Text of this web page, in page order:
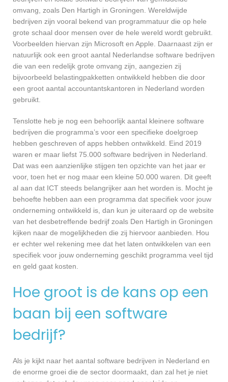
omvang, zoals Den Hartigh in Groningen. Wereldwijde
bedrijven zijn vooral bekend van programmatuur die op hele
grote schaal door mensen over de hele wereld wordt gebruikt.
Voorbeelden hiervan zijn Microsoft en Apple. Daarnaast zijn er
natuurlijk ook een groot aantal Nederlandse software bedrijven
die van een redelijk grote omvang zijn, aangezien zij
bijvoorbeeld belastingpakketten ontwikkeld hebben die door
een groot aantal accountantskantoren in Nederland worden
gebruikt.
Tenslotte heb je nog een behoorlijk aantal kleinere software
bedrijven die programma’s voor een specifieke doelgroep
hebben geschreven of apps hebben ontwikkeld. Eind 2019
waren er maar liefst 75.000 software bedrijven in Nederland.
Dat was een aanzienlijke stijgen ten opzichte van het jaar er
voor, toen het er nog maar een kleine 50.000 waren. Dit geeft
al aan dat ICT steeds belangrijker aan het worden is. Mocht je
behoefte hebben aan een programma dat specifiek voor jouw
onderneming ontwikkeld is, dan kun je uiteraard op de website
van het desbetreffende bedrijf zoals Den Hartigh in Groningen
kijken naar de mogelijkheden die zij hiervoor aanbieden. Hou
er echter wel rekening mee dat het laten ontwikkelen van een
specifiek voor jouw onderneming geschikt programma veel tijd
en geld gaat kosten.
Hoe groot is de kans op een
baan bij een software
bedrijf?
Als je kijkt naar het aantal software bedrijven in Nederland en
de enorme groei die de sector doormaakt, dan zal het je niet